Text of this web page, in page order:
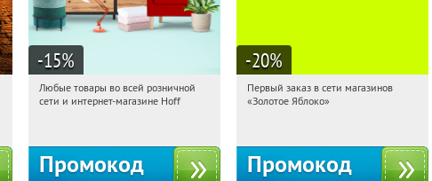
-15%
11:46:03 Получили:
Любые товары во всей розничной
сети и интернет-магазине Hoff
Промокод
-20%
11:46:03
Получи первым!
Первый заказ в сети магазинов
«Золотое Яблоко»
Промокод